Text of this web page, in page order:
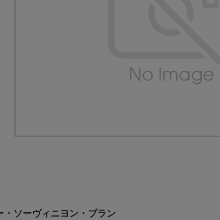
ソーヴィニヨン・ブラン